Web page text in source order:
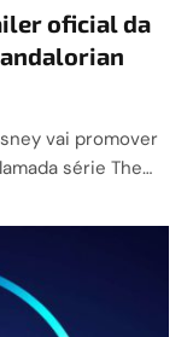
oficial da
vai promover
série The…